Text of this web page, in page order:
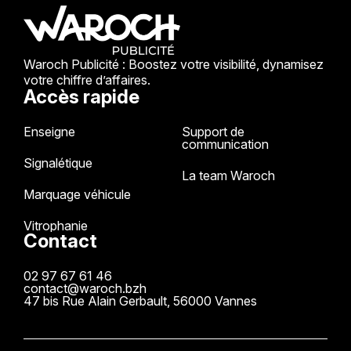
Waroch Publicité : Boostez votre visibilité, dynamisez
votre chiffre d’affaires.
Accès rapide
Enseigne
Signalétique
Marquage véhicule
Vitrophanie
Support de
communication
La team Waroch
Contact
02 97 67 61 46
contact@waroch.bzh
47 bis Rue Alain Gerbault, 56000 Vannes